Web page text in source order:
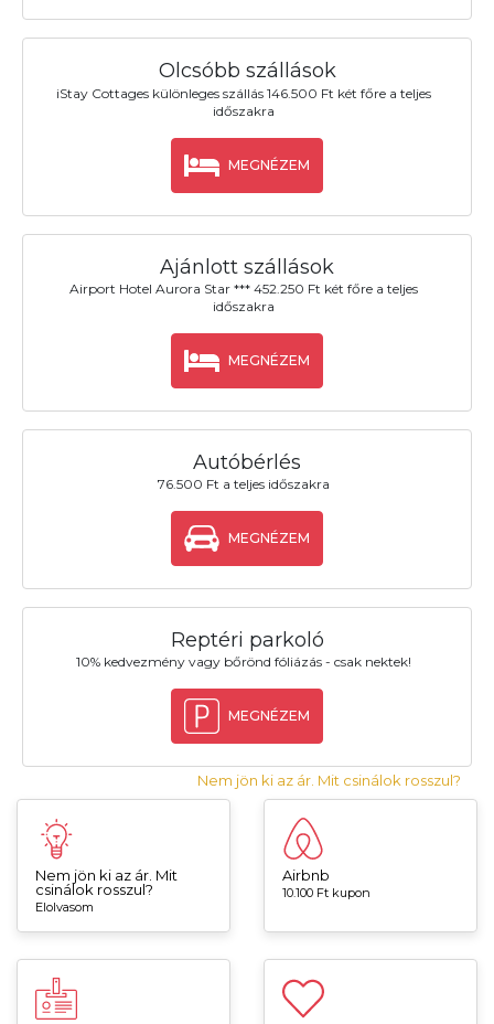
Olcsóbb szállások
iStay Cottages különleges szállás 146.500 Ft két főre a teljes
időszakra
MEGNÉZEM
Ajánlott szállások
Airport Hotel Aurora Star *** 452.250 Ft két főre a teljes
időszakra
MEGNÉZEM
Autóbérlés
76.500 Ft a teljes időszakra
MEGNÉZEM
Reptéri parkoló
10% kedvezmény vagy bőrönd fóliázás - csak nektek!
MEGNÉZEM
Nem jön ki az ár. Mit csinálok rosszul?
Nem jön ki az ár. Mit
csinálok rosszul?
Elolvasom
Airbnb
10.100 Ft kupon